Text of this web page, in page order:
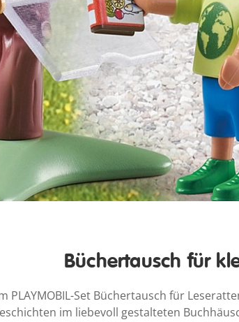
Büchertausch für
PLAYMOBIL-Set Büchertausch für
im liebevoll gestalteten